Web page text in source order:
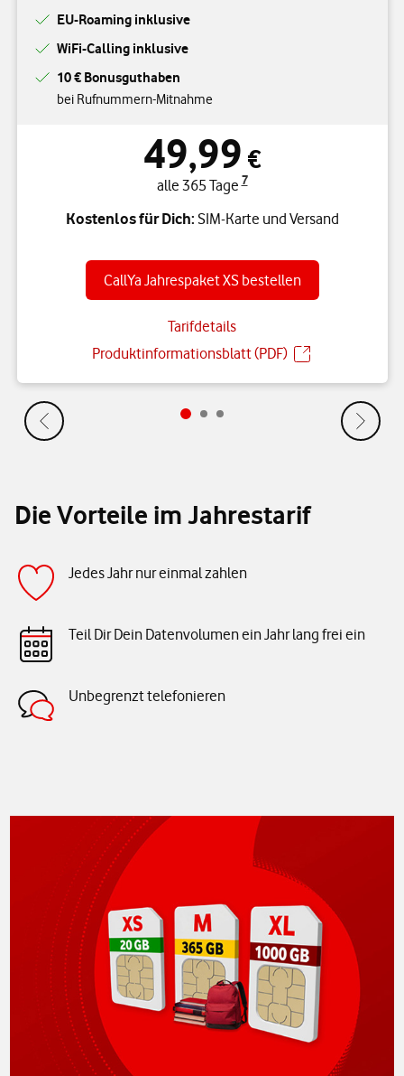
EU-Roaming inklusive
WiFi-Calling inklusive
10 € Bonusguthaben
bei Rufnummern-Mitnahme
49,99 €
alle 365 Tage7
Kostenlos für Dich: SIM-Karte und Versand
CallYa Jahrespaket XS bestellen
Tarifdetails
Produktinformationsblatt (PDF)
Die Vorteile im Jahrestarif
Jedes Jahr nur einmal zahlen
Teil Dir Dein Datenvolumen ein Jahr lang frei ein
Unbegrenzt telefonieren